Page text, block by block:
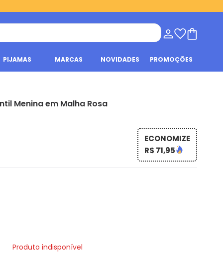
PIJAMAS MARCAS NOVIDADES PROMOÇÕES
Menina em Malha Rosa
ECONOMIZE
R$ 71,95
Produto indisponível